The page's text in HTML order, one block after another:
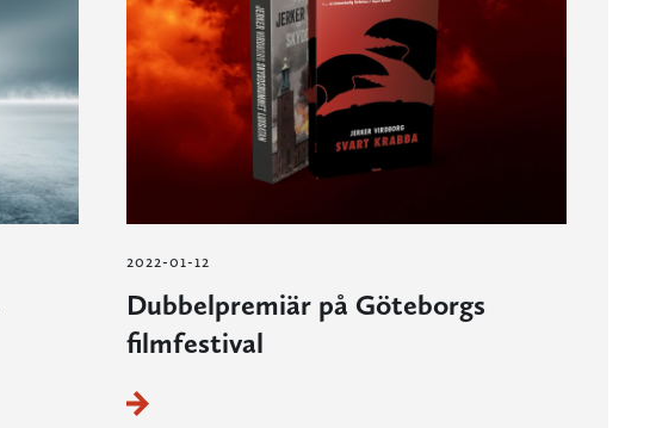
2022-01-12
Dubbelpremiär på Göteborgs
filmfestival